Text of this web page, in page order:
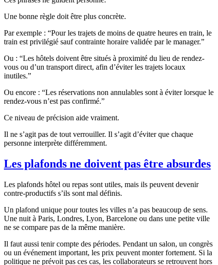
Une bonne règle doit être plus concrète.
Par exemple : “Pour les trajets de moins de quatre heures en train, le
train est privilégié sauf contrainte horaire validée par le manager.”
Ou : “Les hôtels doivent être situés à proximité du lieu de rendez-
vous ou d’un transport direct, afin d’éviter les trajets locaux
inutiles.”
Ou encore : “Les réservations non annulables sont à éviter lorsque le
rendez-vous n’est pas confirmé.”
Ce niveau de précision aide vraiment.
Il ne s’agit pas de tout verrouiller. Il s’agit d’éviter que chaque
personne interprète différemment.
Les plafonds ne doivent pas être absurdes
Les plafonds hôtel ou repas sont utiles, mais ils peuvent devenir
contre-productifs s’ils sont mal définis.
Un plafond unique pour toutes les villes n’a pas beaucoup de sens.
Une nuit à Paris, Londres, Lyon, Barcelone ou dans une petite ville
ne se compare pas de la même manière.
Il faut aussi tenir compte des périodes. Pendant un salon, un congrès
ou un événement important, les prix peuvent monter fortement. Si la
politique ne prévoit pas ces cas, les collaborateurs se retrouvent hors